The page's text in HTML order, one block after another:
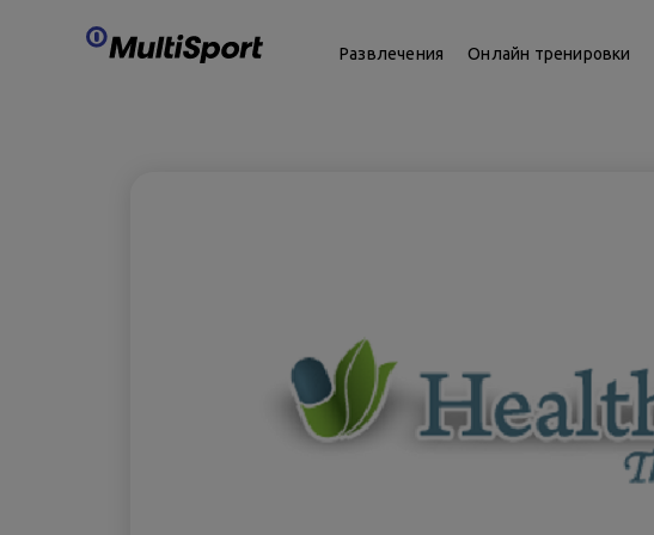
Развлечения Онлайн тренировки